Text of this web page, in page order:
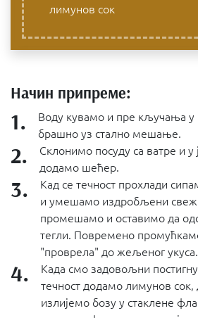
лимунов сок
Начин припреме:
1.
Воду кувамо и пре кључања
брашно уз стално мешање.
2.
Склонимо посуду са ватре и у
додамо шећер.
3.
Кад се течност прохлади
и умешамо издробљени
промешамо и оставимо да
тегли. Повремено
"проврела" до жељеног укуса.
4.
Када смо задовољни
течност додамо лимунов
излијемо бозу у стаклене